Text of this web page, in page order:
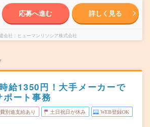
応募へ進む 詳しく見る
会社 ヒューマンリソシア株式会社
給1350円！大手メーカーで
ポート事務
別途支給あり 土日祝日が休み WEB登録OK